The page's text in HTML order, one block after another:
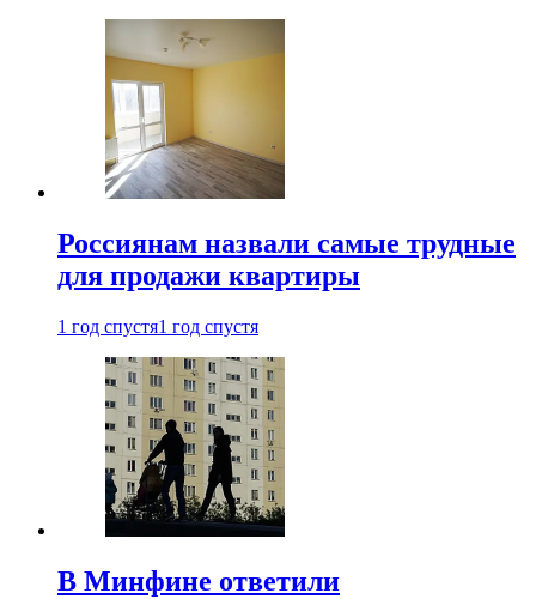
Россиянам назвали самые трудные
для продажи квартиры
1 год спустя1 год спустя
В Минфине ответили